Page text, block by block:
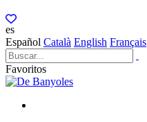
es
Español Català English Français
Favoritos